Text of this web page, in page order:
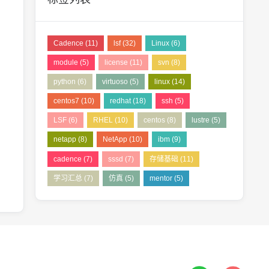
Cadence (11) lsf(32) Linux (6)
module (5) license (11) svn (8)
python (6) virtuoso (5) linux (14)
centos7 (10) redhat(18) ssh (5)
LSF (6) RHEL (10) centos (8) lustre (5)
netapp (8) NetApp (10) ibm (9)
cadence (7) sssd (7) 存储基础 (11)
学习汇总 (7) 仿真 (5) mentor (5)